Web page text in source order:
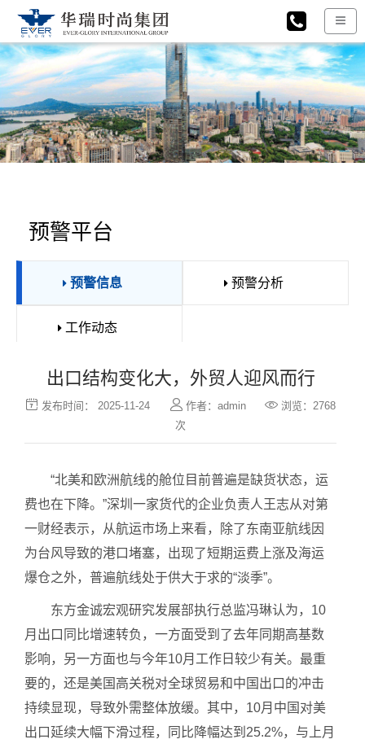
预警平台
预警信息 预警分析
工作动态
出口结构变化大，外贸人迎风而行
 发布时间： 2025-11-24 作者：admin 浏览：2768
次
“北美和欧洲航线的舱位目前普遍是缺货状态，运
费也在下降。”深圳一家货代的企业负责人王志从对第
一财经表示，从航运市场上来看，除了东南亚航线因
为台风导致的港口堵塞，出现了短期运费上涨及海运
爆仓之外，普遍航线处于供大于求的“淡季”。
东方金诚宏观研究发展部执行总监冯琳认为，10
月出口同比增速转负，一方面受到了去年同期高基数
影响，另一方面也与今年10月工作日较少有关。最重
要的，还是美国高关税对全球贸易和中国出口的冲击
持续显现，导致外需整体放缓。其中，10月中国对美
出口延续大幅下滑过程，同比降幅达到25.2%，与上月